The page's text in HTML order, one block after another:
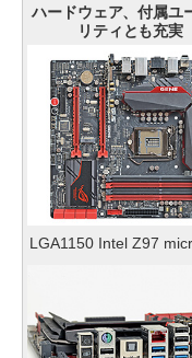
ハードウェア、付属ユ
リティとも充実
LGA1150 Intel Z97